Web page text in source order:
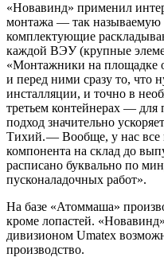
«Новавинд» применил
монтажа — ​так
комплектующие
каждой ВЭУ (крупные
«Монтажники на площадке
и перед ними сразу то, что
инсталляции, и точно в
третьем контейнерах —
подход значительно
Тихий. — ​Вообще, у нас все
компонента на склад до
расписано буквально по
пусконаладочных работ».
На базе «Атоммаша»
кроме лопастей.
дивизионом Umatex
производство.